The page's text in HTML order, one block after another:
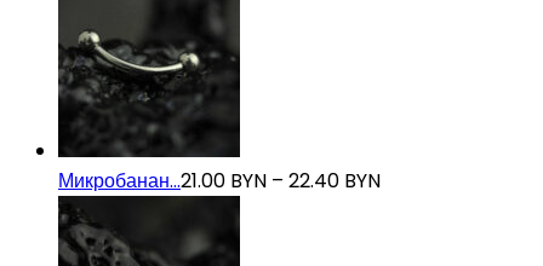
Микробанан...21.00 BYN – 22.40 BYN